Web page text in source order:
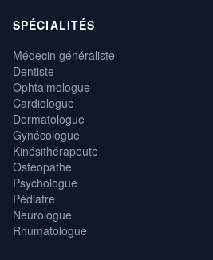
SPÉCIALITÉS
Médecin généraliste
Dentiste
Ophtalmologue
Cardiologue
Dermatologue
Gynécologue
Kinésithérapeute
Ostéopathe
Psychologue
Pédiatre
Neurologue
Rhumatologue